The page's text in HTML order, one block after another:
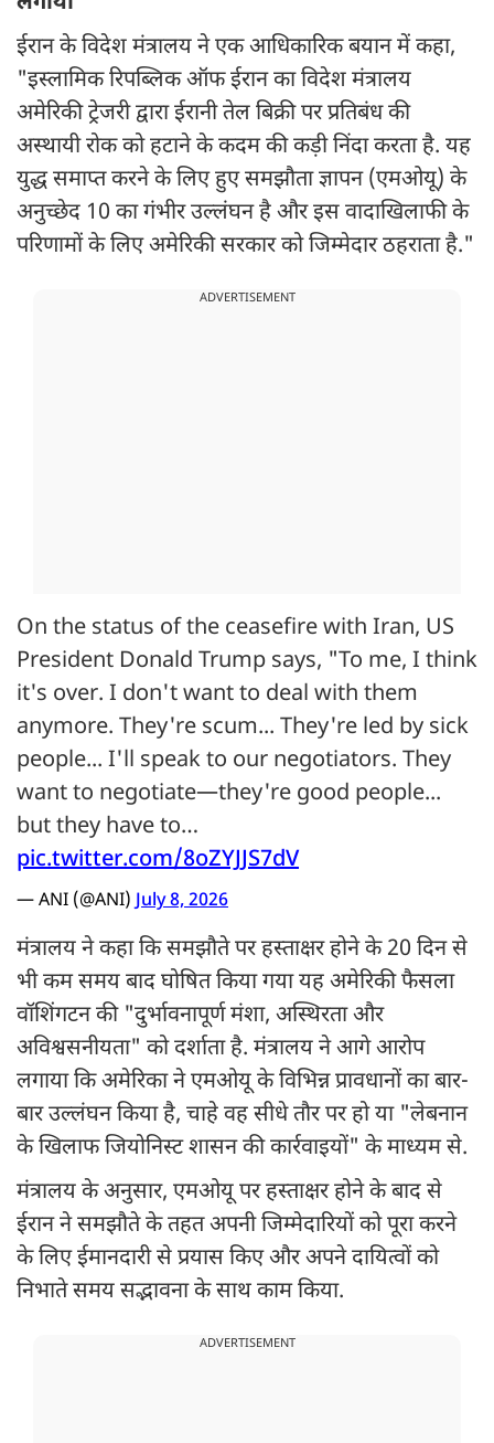
ईरान के विदेश मंत्रालय ने एक आधिकारिक बयान में कहा,
"इस्लामिक रिपब्लिक ऑफ ईरान का विदेश मंत्रालय
अमेरिकी ट्रेजरी द्वारा ईरानी तेल बिक्री पर प्रतिबंध की
अस्थायी रोक को हटाने के कदम की कड़ी निंदा करता है. यह
युद्ध समाप्त करने के लिए हुए समझौता ज्ञापन (एमओयू) के
अनुच्छेद 10 का गंभीर उल्लंघन है और इस वादाखिलाफी के
परिणामों के लिए अमेरिकी सरकार को जिम्मेदार ठहराता है."
ADVERTISEMENT
On the status of the ceasefire with Iran, US
President Donald Trump says, "To me, I think
it's over. I don't want to deal with them
anymore. They're scum... They're led by sick
people... I'll speak to our negotiators. They
want to negotiate—they're good people...
but they have to…
pic.twitter.com/8oZYJJS7dV
— ANI (@ANI)July 8, 2026
मंत्रालय ने कहा कि समझौते पर हस्ताक्षर होने के 20 दिन से
भी कम समय बाद घोषित किया गया यह अमेरिकी फैसला
वॉशिंगटन की "दुर्भावनापूर्ण मंशा, अस्थिरता और
अविश्वसनीयता" को दर्शाता है. मंत्रालय ने आगे आरोप
लगाया कि अमेरिका ने एमओयू के विभिन्न प्रावधानों का बार-
बार उल्लंघन किया है, चाहे वह सीधे तौर पर हो या "लेबनान
के खिलाफ जियोनिस्ट शासन की कार्रवाइयों" के माध्यम से.
मंत्रालय के अनुसार, एमओयू पर हस्ताक्षर होने के बाद से
ईरान ने समझौते के तहत अपनी जिम्मेदारियों को पूरा करने
के लिए ईमानदारी से प्रयास किए और अपने दायित्वों को
निभाते समय सद्भावना के साथ काम किया.
ADVERTISEMENT